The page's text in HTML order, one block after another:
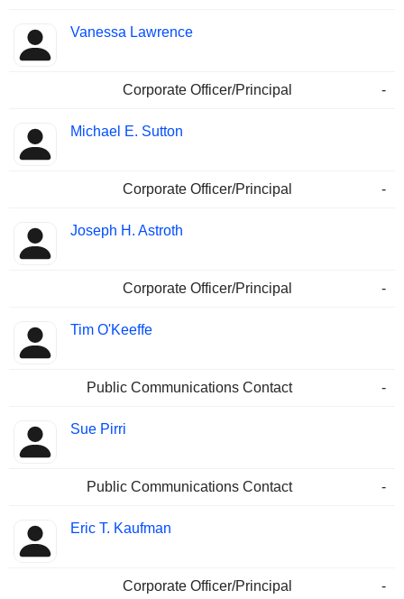
Vanessa Lawrence
Corporate Officer/Principal -
Michael E. Sutton
Corporate Officer/Principal -
Joseph H. Astroth
Corporate Officer/Principal -
Tim O'Keeffe
Public Communications Contact -
Sue Pirri
Public Communications Contact -
Eric T. Kaufman
Corporate Officer/Principal -